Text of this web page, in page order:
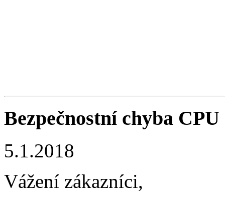
Bezpečnostní chyba
5.1.2018
Vážení zákazníci,